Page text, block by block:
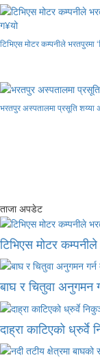
टिभिएस मोटर कम्पनीले भरतपुरमा
भरतपुर अस्पतालमा प्रसूति शय्या
ताजा अपडेट
टिभिएस मोटर कम्पनीले
बाघ र चितुवा अनुगमन
दाह्रा काटिएको